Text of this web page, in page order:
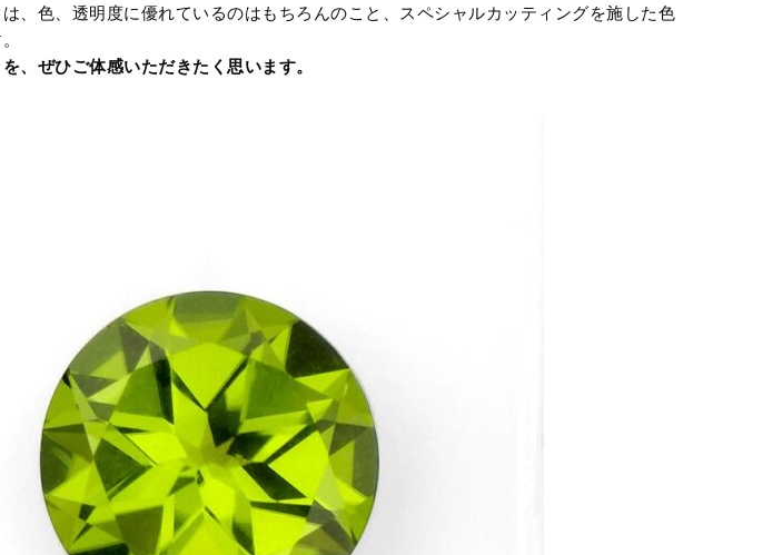
、色、透明度に優れているのはもちろんのこと、スペシャルカッティングを施した色
、ぜひご体感いただきたく思います。